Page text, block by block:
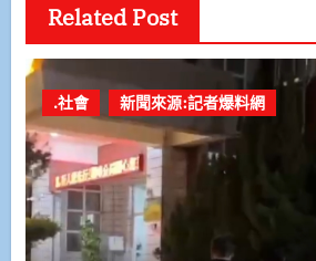
Related Post
.社會 新聞來源:記者爆料網